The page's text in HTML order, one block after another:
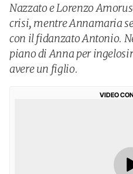
Nazzato e Lorenzo
crisi, mentre Annamaria
con il fidanzato Antonio.
piano di Anna per
avere un figlio.
VIDEO